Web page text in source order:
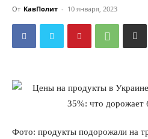
От КавПолит - 10 января, 2023
Фото: продукты подорожали на